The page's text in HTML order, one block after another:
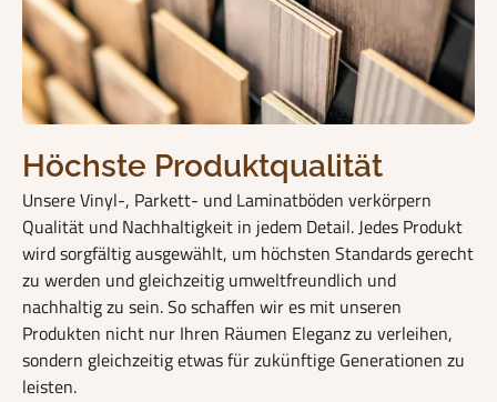
Höchste Produktqualität
Unsere Vinyl-, Parkett- und Laminatböden verkörpern
Qualität und Nachhaltigkeit in jedem Detail. Jedes Produkt
wird sorgfältig ausgewählt, um höchsten Standards gerecht
zu werden und gleichzeitig umweltfreundlich und
nachhaltig zu sein. So schaffen wir es mit unseren
Produkten nicht nur Ihren Räumen Eleganz zu verleihen,
sondern gleichzeitig etwas für zukünftige Generationen zu
leisten.